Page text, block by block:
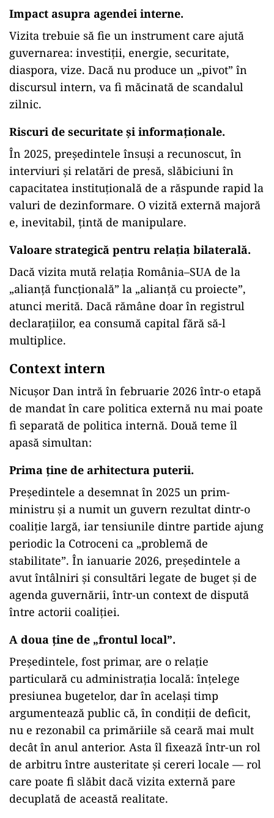
Impact asupra agendei interne.
Vizita trebuie să fie un instrument care ajută
guvernarea: investiții, energie, securitate,
diaspora, vize. Dacă nu produce un „pivot” în
discursul intern, va fi măcinată de scandalul
zilnic.
Riscuri de securitate și informaționale.
În 2025, președintele însuși a recunoscut, în
interviuri și relatări de presă, slăbiciuni în
capacitatea instituțională de a răspunde rapid la
valuri de dezinformare. O vizită externă majoră
e, inevitabil, țintă de manipulare.
Valoare strategică pentru relația bilaterală.
Dacă vizita mută relația România–SUA de la
„alianță funcțională” la „alianță cu proiecte”,
atunci merită. Dacă rămâne doar în registrul
declarațiilor, ea consumă capital fără să-l
multiplice.
Context intern
Nicușor Dan intră în februarie 2026 într-o etapă
de mandat în care politica externă nu mai poate
fi separată de politica internă. Două teme îl
apasă simultan:
Prima ține de arhitectura puterii.
Președintele a desemnat în 2025 un prim-
ministru și a numit un guvern rezultat dintr-o
coaliție largă, iar tensiunile dintre partide ajung
periodic la Cotroceni ca „problemă de
stabilitate”. În ianuarie 2026, președintele a
avut întâlniri și consultări legate de buget și de
agenda guvernării, într-un context de dispută
între actorii coaliției.
A doua ține de „frontul local”.
Președintele, fost primar, are o relație
particulară cu administrația locală: înțelege
presiunea bugetelor, dar în același timp
argumentează public că, în condiții de deficit,
nu e rezonabil ca primăriile să ceară mai mult
decât în anul anterior. Asta îl fixează într-un rol
de arbitru între austeritate și cereri locale — rol
care poate fi slăbit dacă vizita externă pare
decuplată de această realitate.